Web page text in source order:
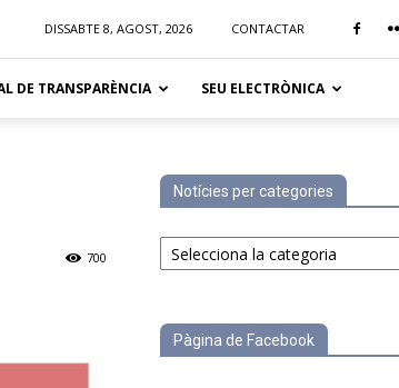
DISSABTE 8, AGOST, 2026 CONTACTAR
DE TRANSPARÈNCIA SEU ELECTRÒNICA
700
Notícies per categories
Notícies
per
Pàgina de Facebook